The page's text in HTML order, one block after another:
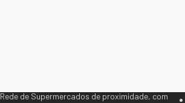
Rede de Supermercados de proximidade, com